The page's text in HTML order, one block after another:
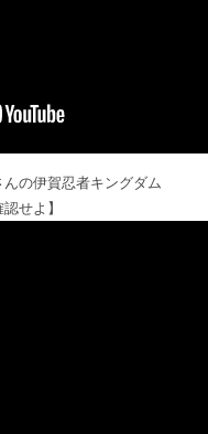
んの伊賀忍者キングダム
せよ】